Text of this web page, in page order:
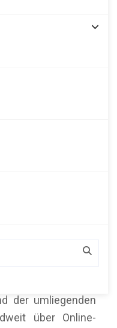
zu
und Sie auf
der umliegenden
über Online-